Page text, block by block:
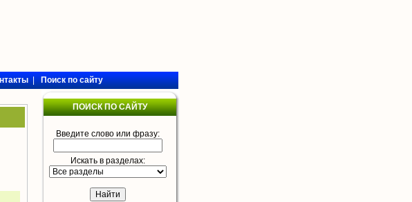
|Поиск по сайту
ПОИСК ПО САЙТУ
Введите слово или фразу:
Искать в разделах: